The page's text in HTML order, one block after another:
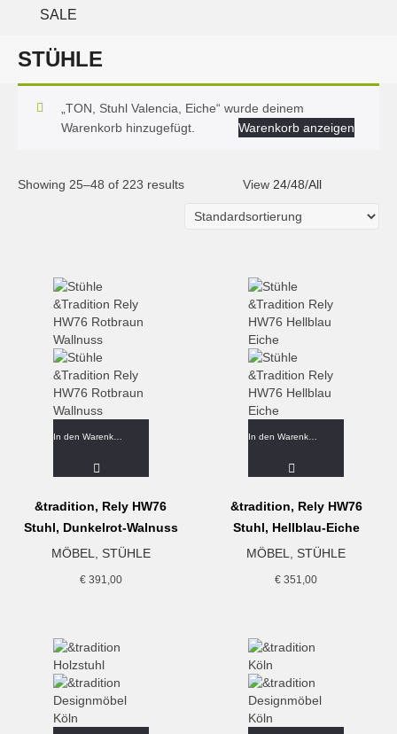
SALE
STÜHLE
„TON, Stuhl Valencia, Eiche“ wurde deinem
Warenkorb hinzugefügt.
Warenkorb anzeigen
Showing 25–48 of 223 results View 24/48/All
&tradition, Rely HW76
Stuhl, Dunkelrot-Walnuss
MÖBEL
STÜHLE
€391,00
&tradition, Rely HW76
Stuhl, Hellblau-Eiche
MÖBEL
STÜHLE
€ 351,00